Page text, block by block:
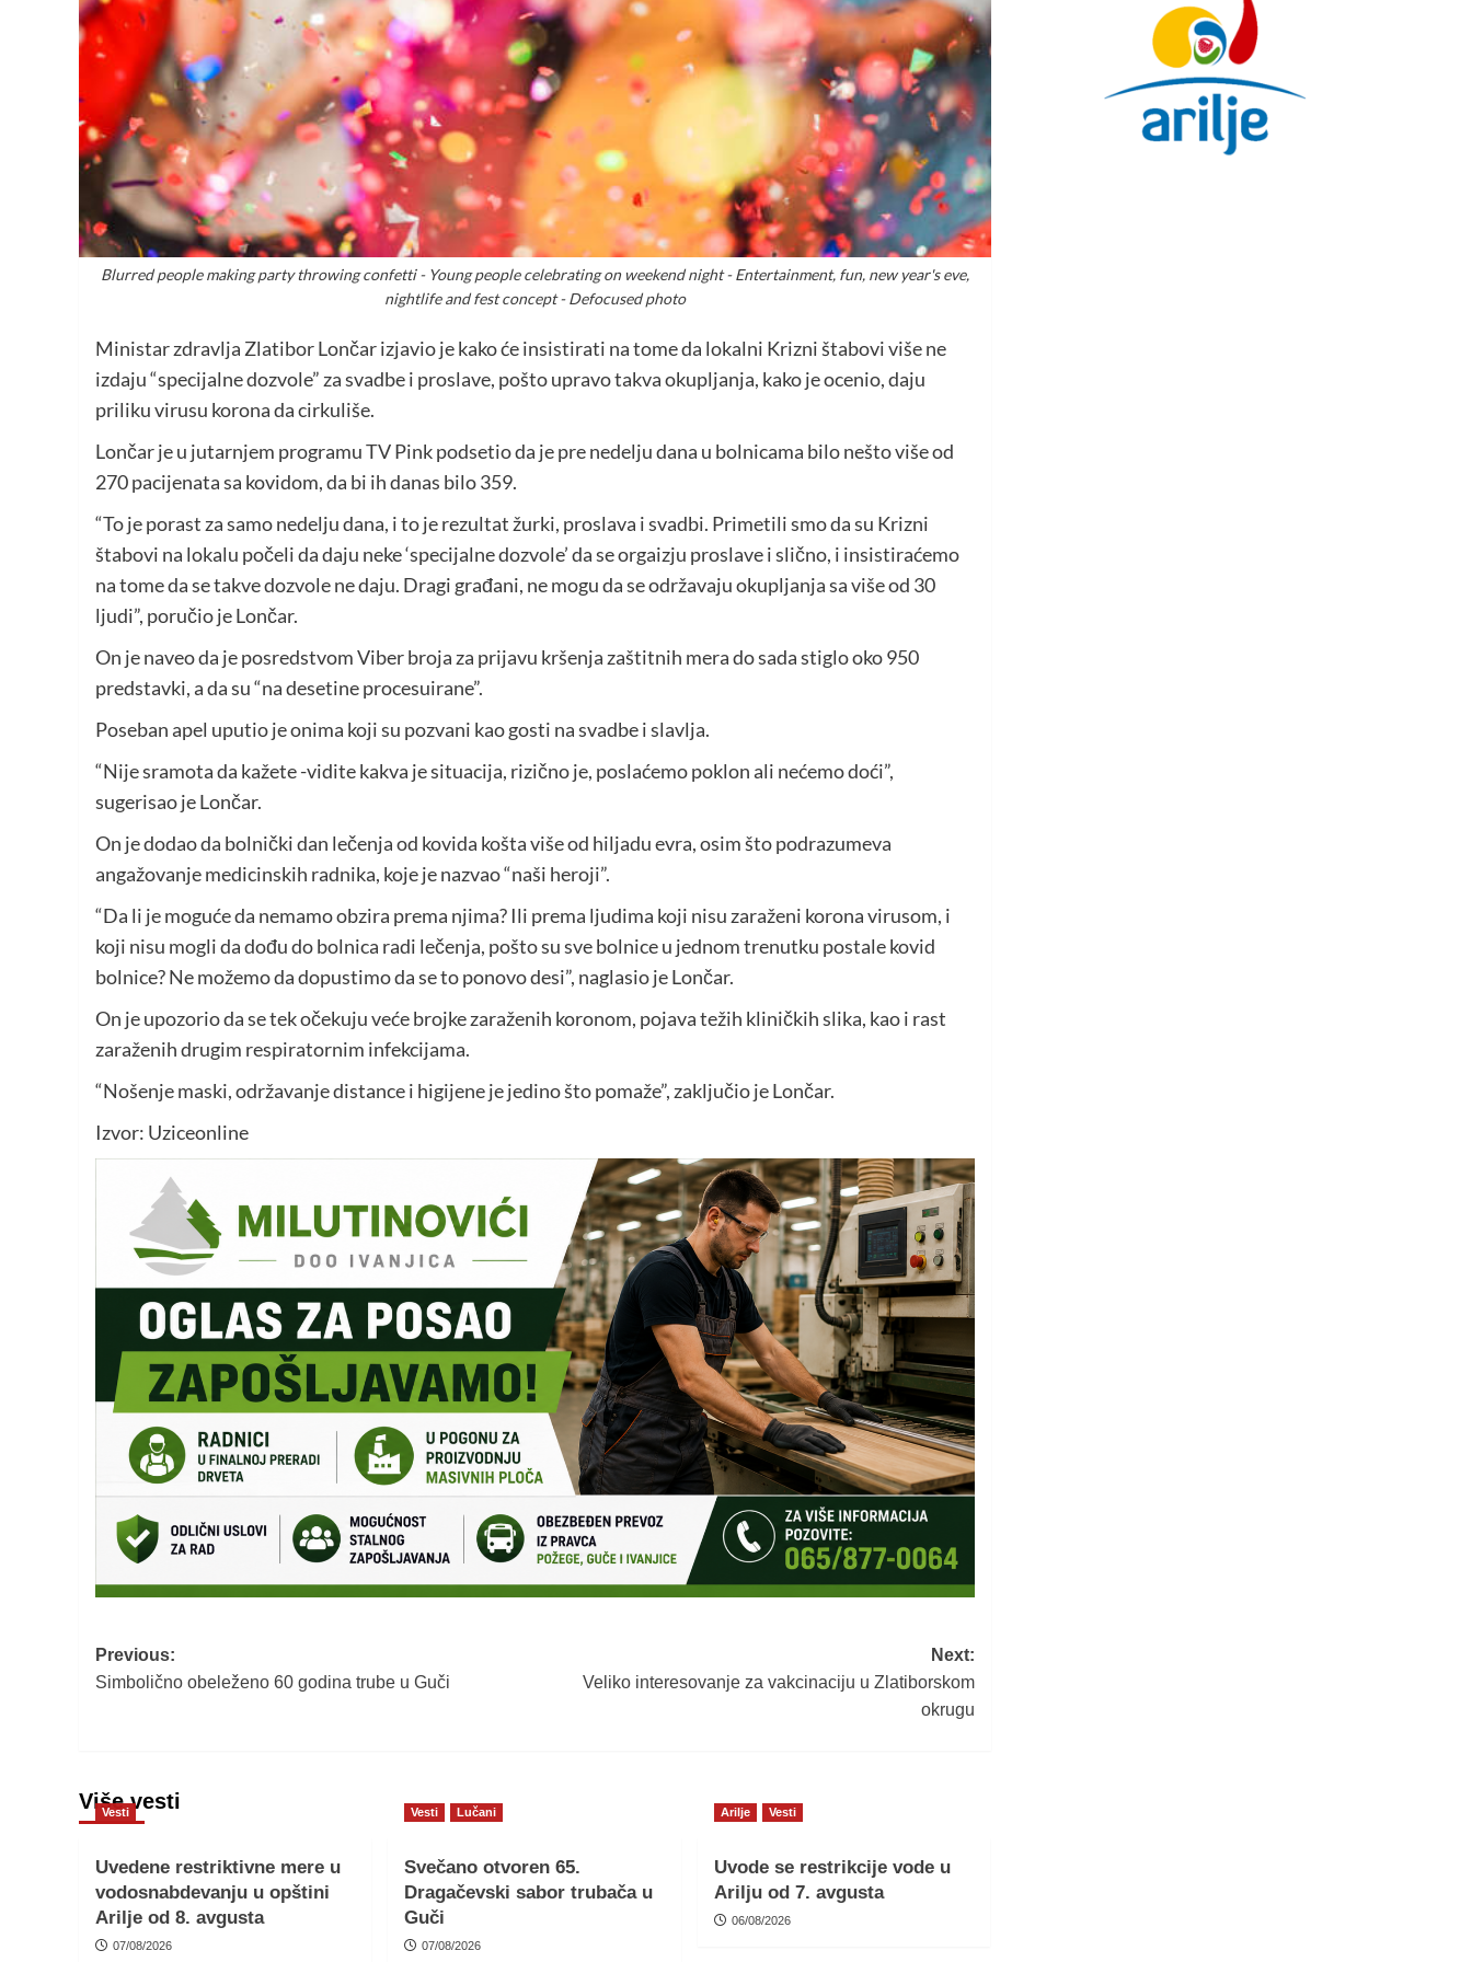
Blurred people making party throwing confetti - Young people celebrating on weekend night - Entertainment, fun, new year's eve,
nightlife and fest concept - Defocused photo
Ministar zdravlja Zlatibor Lončar izjavio je kako će insistirati na tome da lokalni Krizni štabovi više ne
izdaju “specijalne dozvole” za svadbe i proslave, pošto upravo takva okupljanja, kako je ocenio, daju
priliku virusu korona da cirkuliše.
Lončar je u jutarnjem programu TV Pink podsetio da je pre nedelju dana u bolnicama bilo nešto više od
270 pacijenata sa kovidom, da bi ih danas bilo 359.
“To je porast za samo nedelju dana, i to je rezultat žurki, proslava i svadbi. Primetili smo da su Krizni
štabovi na lokalu počeli da daju neke ‘specijalne dozvole’ da se orgaizju proslave i slično, i insistiraćemo
na tome da se takve dozvole ne daju. Dragi građani, ne mogu da se održavaju okupljanja sa više od 30
ljudi”, poručio je Lončar.
On je naveo da je posredstvom Viber broja za prijavu kršenja zaštitnih mera do sada stiglo oko 950
predstavki, a da su “na desetine procesuirane”.
Poseban apel uputio je onima koji su pozvani kao gosti na svadbe i slavlja.
“Nije sramota da kažete -vidite kakva je situacija, rizično je, poslaćemo poklon ali nećemo doći”,
sugerisao je Lončar.
On je dodao da bolnički dan lečenja od kovida košta više od hiljadu evra, osim što podrazumeva
angažovanje medicinskih radnika, koje je nazvao “naši heroji”.
“Da li je moguće da nemamo obzira prema njima? Ili prema ljudima koji nisu zaraženi korona virusom, i
koji nisu mogli da dođu do bolnica radi lečenja, pošto su sve bolnice u jednom trenutku postale kovid
bolnice? Ne možemo da dopustimo da se to ponovo desi”, naglasio je Lončar.
On je upozorio da se tek očekuju veće brojke zaraženih koronom, pojava težih kliničkih slika, kao i rast
zaraženih drugim respiratornim infekcijama.
“Nošenje maski, održavanje distance i higijene je jedino što pomaže”, zaključio je Lončar.
Izvor: Uziceonline
Post
navigation
Previous:
Simbolično obeleženo 60 godina trube u Guči
Next:
Veliko interesovanje za vakcinaciju u Zlatiborskom
okrugu
Više vesti
Vesti
Uvedene restriktivne mere u
vodosnabdevanju u opštini
Arilje od 8. avgusta
07/08/2026
Vesti Lučani
Svečano otvoren 65.
Dragačevski sabor trubača u
Guči
07/08/2026
Arilje Vesti
Uvode se restrikcije vode u
Arilju od 7. avgusta
06/08/2026